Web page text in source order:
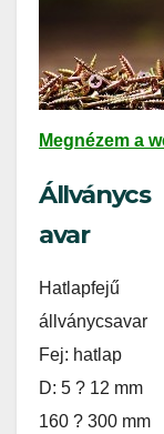
Megnézem a
Állványcs
avar
Hatlapfejű
állványcsavar
Fej: hatlap
D: 5 ? 12 mm
160 ? 300 mm